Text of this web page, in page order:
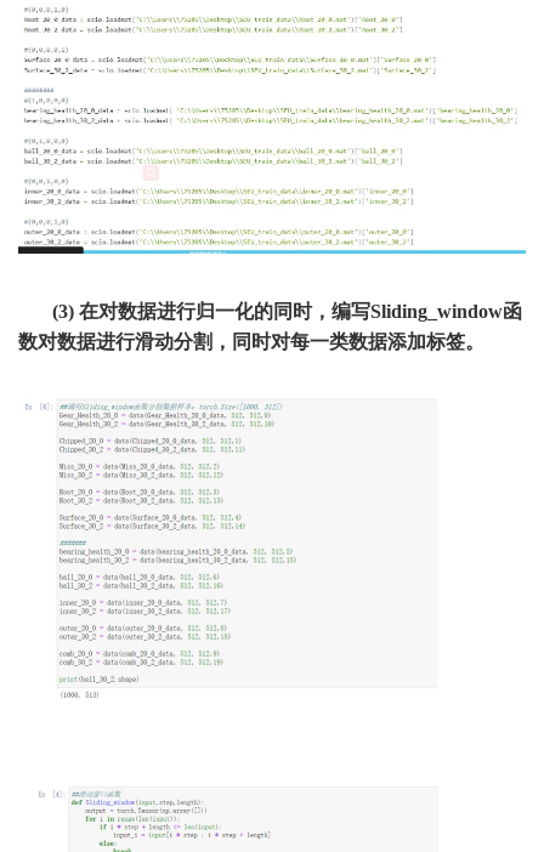
(3) 在对数据进行归一化的同时，编写Sliding_window函
数对数据进行滑动分割，同时对每一类数据添加标签。